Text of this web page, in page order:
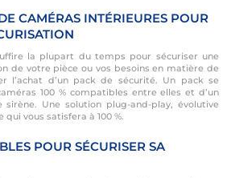
CAMÉRAS INTÉRIEURES POUR
la plupart du temps pour sécuriser une
de votre pièce ou vos besoins en matière de
l’achat d’un pack de sécurité. Un pack se
100 % compatibles entre elles et d’un
Une solution plug-and-play, évolutive
vous satisfera à 100 %.
POUR SÉCURISER SA